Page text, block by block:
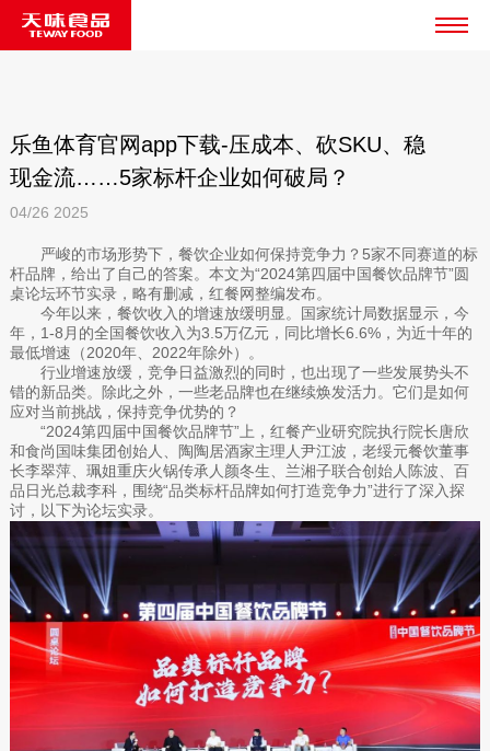
乐鱼体育官网app下载-压成本、砍SKU、稳
现金流……5家标杆企业如何破局？
04/26 2025
严峻的市场形势下，餐饮企业如何保持竞争力？5家不同赛道的标
杆品牌，给出了自己的答案。本文为“2024第四届中国餐饮品牌节”圆
桌论坛环节实录，略有删减，红餐网整编发布。
今年以来，餐饮收入的增速放缓明显。国家统计局数据显示，今
年，1-8月的全国餐饮收入为3.5万亿元，同比增长6.6%，为近十年的
最低增速（2020年、2022年除外）。
行业增速放缓，竞争日益激烈的同时，也出现了一些发展势头不
错的新品类。除此之外，一些老品牌也在继续焕发活力。它们是如何
应对当前挑战，保持竞争优势的？
“2024第四届中国餐饮品牌节”上，红餐产业研究院执行院长唐欣
和食尚国味集团创始人、陶陶居酒家主理人尹江波，老绥元餐饮董事
长李翠萍、珮姐重庆火锅传承人颜冬生、兰湘子联合创始人陈波、百
品日光总裁李科，围绕“品类标杆品牌如何打造竞争力”进行了深入探
讨，以下为论坛实录。